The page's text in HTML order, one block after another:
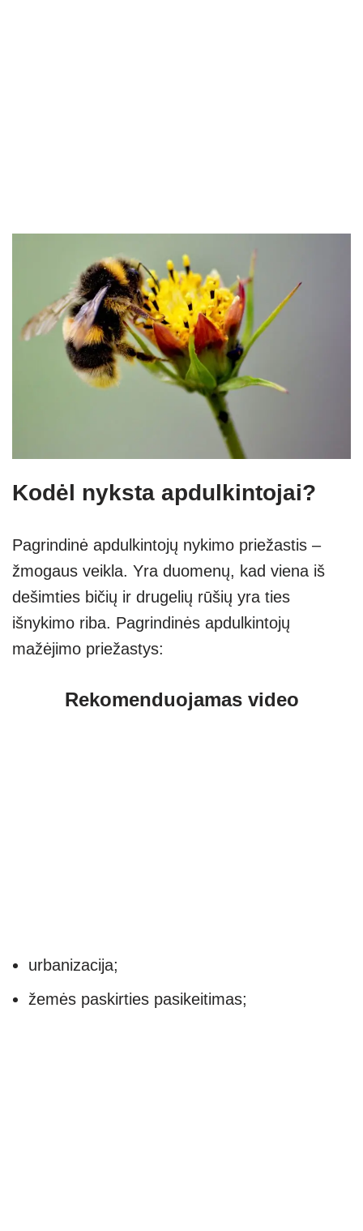
Kodėl nyksta apdulkintojai?
Pagrindinė apdulkintojų nykimo priežastis –
žmogaus veikla. Yra duomenų, kad viena iš
dešimties bičių ir drugelių rūšių yra ties
išnykimo riba. Pagrindinės apdulkintojų
mažėjimo priežastys:
Rekomenduojamas video
urbanizacija;
žemės paskirties pasikeitimas;